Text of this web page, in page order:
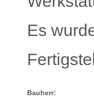
Es
Bauherr: